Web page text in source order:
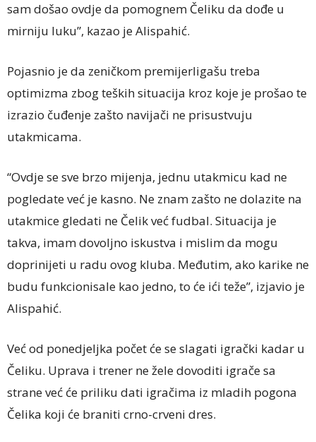
sam došao ovdje da pomognem Čeliku da dođe u
mirniju luku”, kazao je Alispahić.
Pojasnio je da zeničkom premijerligašu treba
optimizma zbog teških situacija kroz koje je prošao te
izrazio čuđenje zašto navijači ne prisustvuju
utakmicama.
“Ovdje se sve brzo mijenja, jednu utakmicu kad ne
pogledate već je kasno. Ne znam zašto ne dolazite na
utakmice gledati ne Čelik već fudbal. Situacija je
takva, imam dovoljno iskustva i mislim da mogu
doprinijeti u radu ovog kluba. Međutim, ako karike ne
budu funkcionisale kao jedno, to će ići teže”, izjavio je
Alispahić.
Već od ponedjeljka počet će se slagati igrački kadar u
Čeliku. Uprava i trener ne žele dovoditi igrače sa
strane već će priliku dati igračima iz mladih pogona
Čelika koji će braniti crno-crveni dres.